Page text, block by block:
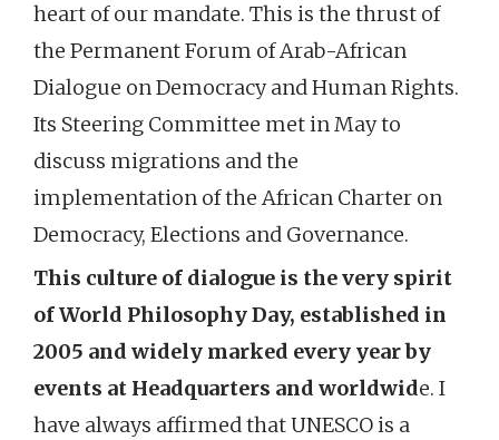
heart of our mandate. This is the thrust of
the Permanent Forum of Arab-African
Dialogue on Democracy and Human Rights.
Its Steering Committee met in May to
discuss migrations and the
implementation of the African Charter on
Democracy, Elections and Governance.
This culture of dialogue is the very spirit
of World Philosophy Day, established in
2005 and widely marked every year by
events at Headquarters and worldwide. I
have always affirmed that UNESCO is a